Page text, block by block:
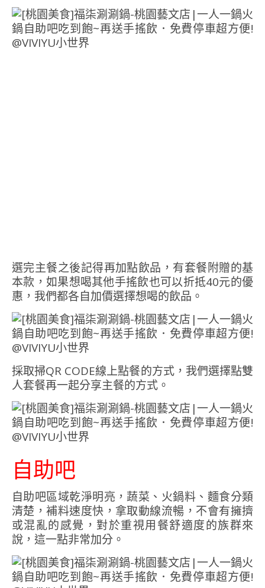
選完主餐之後記得再加點飲品，有套餐附贈的基
本款，如果想喝其他手搖飲也可以折抵40元的優
惠，我們都各自加價選擇想喝的飲品。
採取掃QR CODE線上點餐的方式，我們選擇點雙
人套餐再一起分享主餐的方式。
自助吧
自助吧區域乾淨明亮，蔬菜、火鍋料、麵食分類
清楚，補料速度快，拿取動線流暢，不會有擁擠
或混亂的感覺，對於重視用餐舒適度的族群來
說，這一點非常加分。